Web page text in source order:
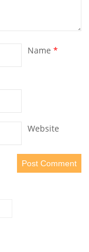
Name *
Website